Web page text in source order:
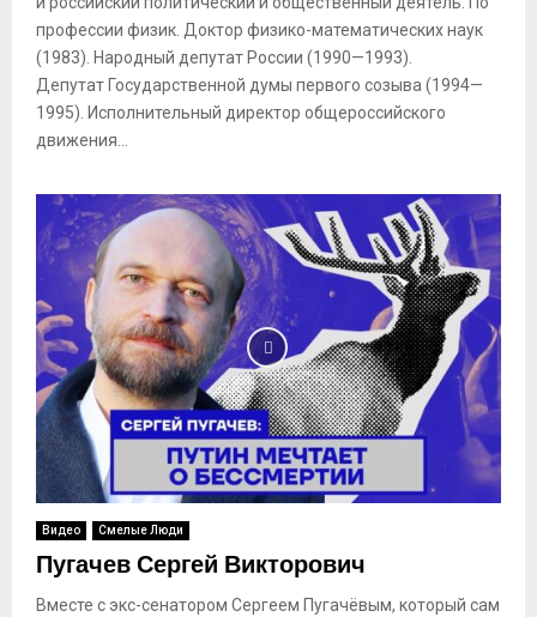
профессии физик. Доктор физико-математических наук
(1983). Народный депутат России (1990—1993).
Депутат Государственной думы первого созыва (1994—
1995). Исполнительный директор общероссийского
движения...
Видео Смелые Люди
Пугачев Сергей Викторович
Вместе с экс-сенатором Сергеем Пугачёвым, который сам